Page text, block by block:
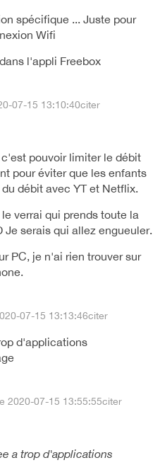
spécifique ... Juste pour
Wifi
l'appli Freebox
07-15 13:10:40citer
pouvoir limiter le débit
pour éviter que les enfants
débit avec YT et Netflix.
verrai qui prends toute la
Je serais qui allez engueuler.
PC, je n'ai rien trouver sur
07-15 13:13:46citer
d'applications
2020-07-15 13:55:55citer
a trop d'applications